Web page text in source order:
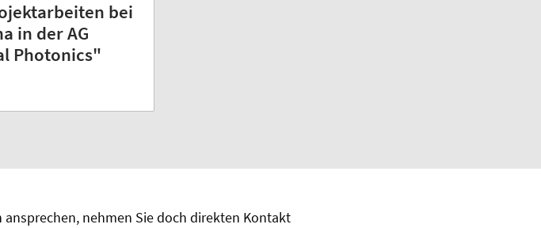
bei
in der AG
Photonics"
nehmen Sie doch direkten Kontakt